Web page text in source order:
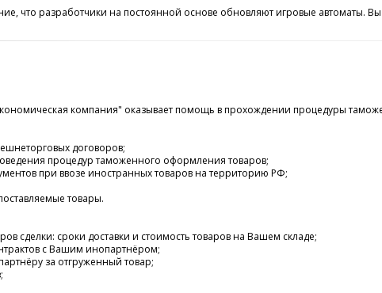
что разработчики на постоянной основе обновляют игровые автоматы.
компания" оказывает помощь в прохождении процедуры
договоров;
процедур таможенного оформления товаров;
при ввозе иностранных товаров на территорию РФ;
товары.
сделки: сроки доставки и стоимость товаров на Вашем складе;
с Вашим инопартнёром;
за отгруженный товар;